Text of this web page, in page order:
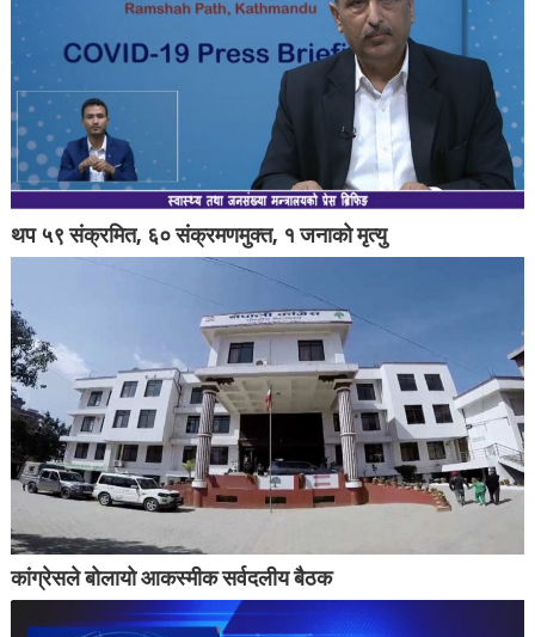
थप ५९ संक्रमित, ६० संक्रमणमुक्त, १ जनाको मृत्यु
कांग्रेसले बोलायो आकस्मीक सर्वदलीय बैठक